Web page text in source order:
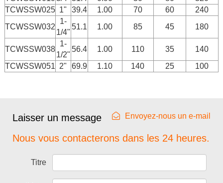
TCWSSW025 1" 39.4 1.00 70 60
240
TCWSSW032
1-
1/4"
51.1 1.00 85 45 180
TCWSSW038
1-
1/2"
56.4 1.00 110 35
140
TCWSSW051 2" 69.9 1.10 140 25 100
Laisser un message Envoyez-nous un e-mail
Nous vous contacterons dans les 24 heures.
Titre